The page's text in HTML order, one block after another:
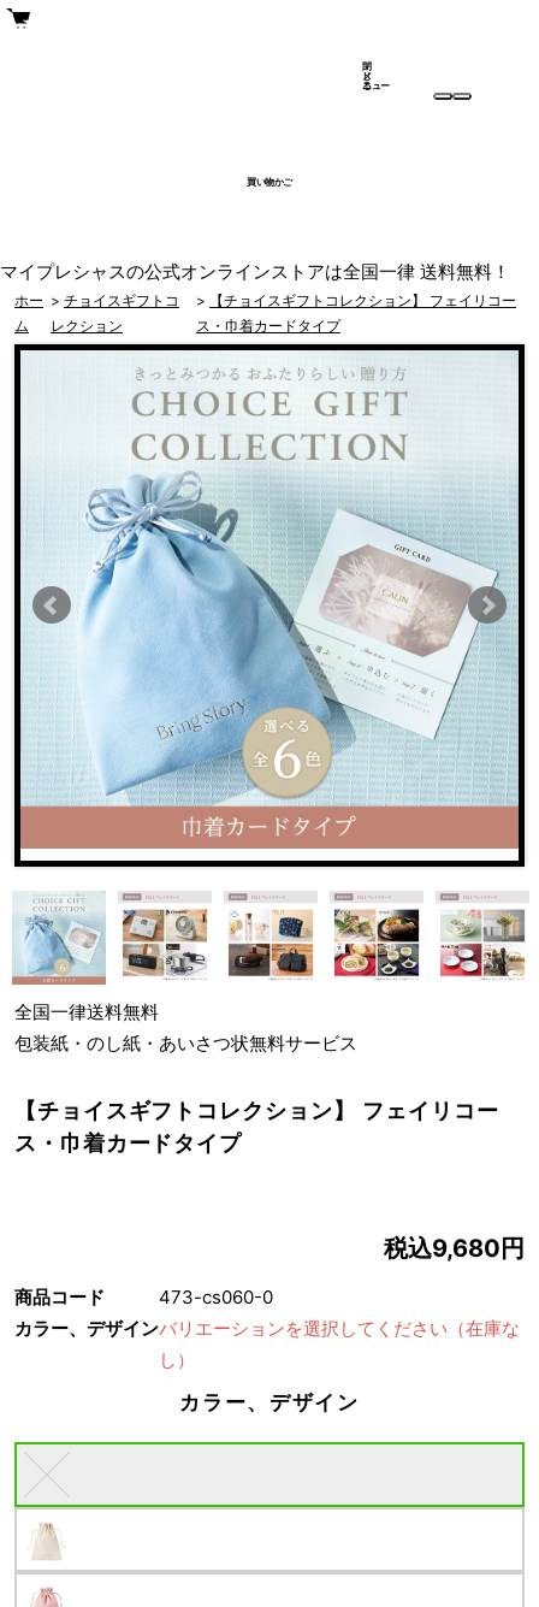
買い物かご
メ
ニュー
閉
じ
る
マイプレシャスの公式オンラインストアは全国一律 送料無料！
ホー
ム
> チョイスギフトコ
レクション
>
【チョイスギフトコレクション】 フェイリコー
ス・巾着カードタイプ
全国一律送料無料
包装紙・のし紙・あいさつ状無料サービス
【チョイスギフトコレクション】 フェイリコー
ス・巾着カードタイプ
税込9,680円
商品コード
473-cs060-0
カラー、デザインバリエーションを選択してください （在庫な
し）
カラー、デザイン